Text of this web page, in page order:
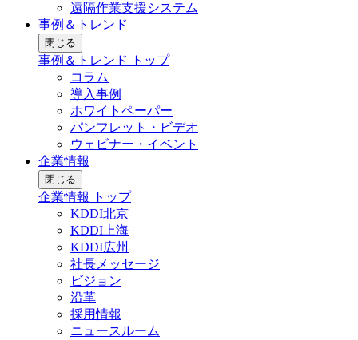
遠隔作業支援システム
事例＆トレンド
閉じる
事例＆トレンド トップ
コラム
導入事例
ホワイトペーパー
パンフレット・ビデオ
ウェビナー・イベント
企業情報
閉じる
企業情報 トップ
KDDI北京
KDDI上海
KDDI広州
社長メッセージ
ビジョン
沿革
採用情報
ニュースルーム